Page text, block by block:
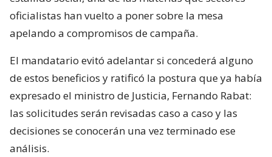
oficialistas han vuelto a poner sobre la mesa
apelando a compromisos de campaña.
El mandatario evitó adelantar si concederá alguno
de estos beneficios y ratificó la postura que ya había
expresado el ministro de Justicia, Fernando Rabat:
las solicitudes serán revisadas caso a caso y las
decisiones se conocerán una vez terminado ese
análisis.